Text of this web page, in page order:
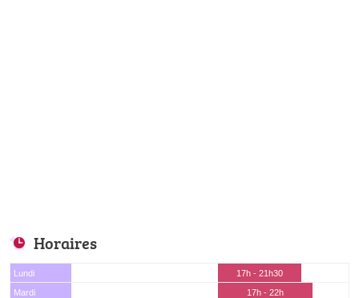
Horaires
Lundi
17h - 21h30
Mardi
17h - 22h